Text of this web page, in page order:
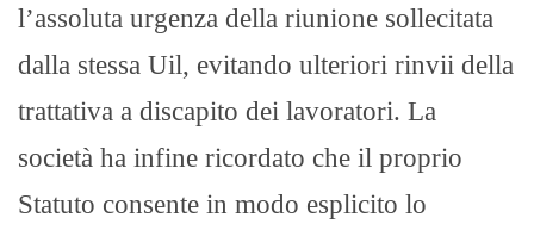
l’assoluta urgenza della riunione sollecitata
dalla stessa Uil, evitando ulteriori rinvii della
trattativa a discapito dei lavoratori. La
società ha infine ricordato che il proprio
Statuto consente in modo esplicito lo